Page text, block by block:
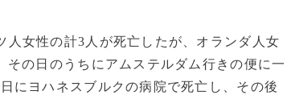
女性の計3人が死亡したが、オランダ人女
の日のうちにアムステルダム行きの便に一
にヨハネスブルクの病院で死亡し、その後